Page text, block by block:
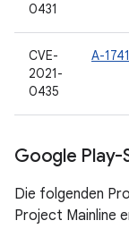
0431
CVE-
2021-
0435
A-
Google Play-
Die folgenden
Project Mainline